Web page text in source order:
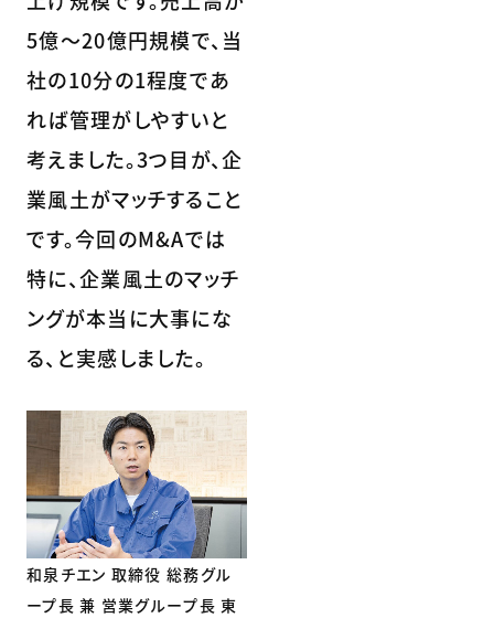
5億～20億円規模で、当
社の10分の1程度であ
れば管理がしやすいと
考えました。3つ目が、企
業風土がマッチすること
です。今回のM&Aでは
特に、企業風土のマッチ
ングが本当に大事にな
る、と実感しました。
和泉チエン 取締役 総務グル
ープ長 兼 営業グループ長 東